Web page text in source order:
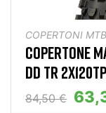
COPERTONI MTB
COPERTONE
DD TR
84,50 €